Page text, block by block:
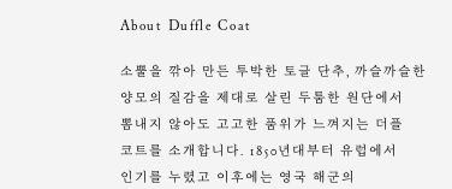
About Duffle Coat
소뿔을 깎아 만든 투박한 토글 단추, 까슬까슬한
양모의 질감을 제대로 살린 두툼한 원단에서
뽐내지 않아도 고고한 품위가 느껴지는 더플
코트를 소개합니다. 1850년대부터 유럽에서
인기를 누렸고 이후에는 영국 해군의